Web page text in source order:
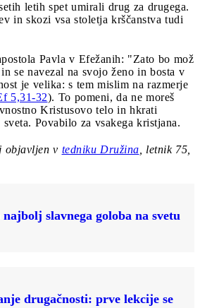
letih spet umirali drug za drugega.
in skozi vsa stoletja krščanstva tudi
Pavla v Efežanih: "Zato bo mož
se navezal na svojo ženo in bosta v
je velika: s tem mislim na razmerje
5,31-32). To pomeni, da ne moreš
Kristusovo telo in hkrati
Povabilo za vsakega kristjana.
objavljen v tedniku Družina , letnik 75,
slavnega goloba na svetu
drugačnosti: prve lekcije se